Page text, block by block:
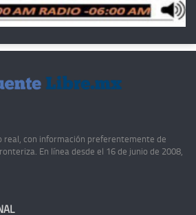
real, con información preferentemente de
En línea desde el 16 de junio de 2008,